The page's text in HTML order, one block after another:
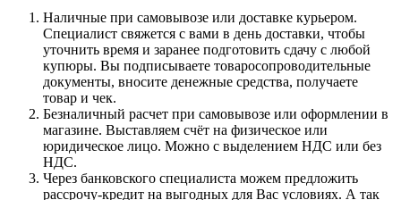
Наличные при самовывозе или доставке курьером.
Специалист свяжется с вами в день доставки, чтобы
уточнить время и заранее подготовить сдачу с любой
купюры. Вы подписываете товаросопроводительные
документы, вносите денежные средства, получаете
товар и чек.
Безналичный расчет при самовывозе или оформлении в
магазине. Выставляем счёт на физическое или
юридическое лицо. Можно с выделением НДС или без
НДС.
Через банковского специалиста можем предложить
рассрочу-кредит на выгодных для Вас условиях. А так